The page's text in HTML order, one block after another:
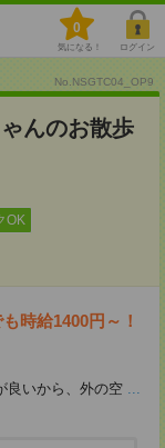
0
気になる！ ログイン
No.NSGTC04_OP9
んのお散歩
OK
時給1400円～！
良いから、外の空 ...